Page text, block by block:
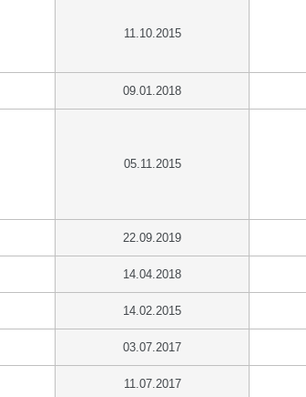
11.10.2015
09.01.2018
05.11.2015
22.09.2019
14.04.2018
14.02.2015
03.07.2017
11.07.2017